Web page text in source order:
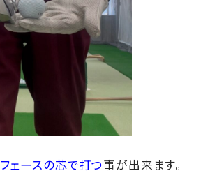
フェースの芯で打つ事が出来ます。